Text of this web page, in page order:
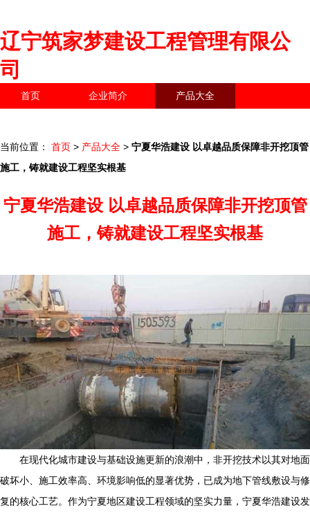
辽宁筑家梦建设工程管理有限公
司
首页 企业简介 产品大全
当前位置： 首页 > 产品大全 > 宁夏华浩建设 以卓越品质保障非开挖顶管
施工，铸就建设工程坚实根基
宁夏华浩建设 以卓越品质保障非开挖顶管
施工，铸就建设工程坚实根基
在现代化城市建设与基础设施更新的浪潮中，非开挖技术以其对地面
破坏小、施工效率高、环境影响低的显著优势，已成为地下管线敷设与修
复的核心工艺。作为宁夏地区建设工程领域的坚实力量，宁夏华浩建设发